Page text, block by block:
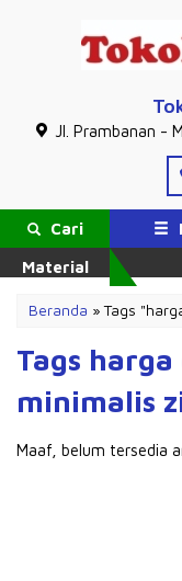
Jl. Prambanan -
Cari
Material
Beranda »Tags
Tags
minimalis
Maaf, belum tersedia